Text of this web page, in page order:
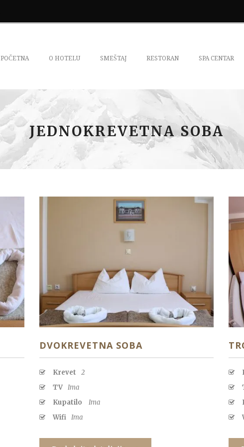
POČETNA O HOTELU SMEŠTAJ RESTORAN SPA CENTAR
JEDNOKREVETNA SOBA
DVOKREVETNA SOBA
Krevet
2
TV Ima
Kupatilo
Ima
Wifi Ima